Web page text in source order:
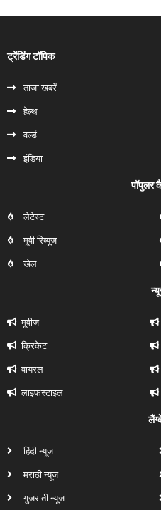
ट्रेंडिंग टॉपिक
ताजा खबरें
हेल्‍थ
वर्ल्ड
इंडिया
पॉपुलर
लेटेस्ट
मूवी रिव्यूज
खेल
मूवीज
क्रिकेट
वायरल
लाइफस्टाइल
हिंदी न्यूज
मराठी न्यूज
गुजराती न्यूज